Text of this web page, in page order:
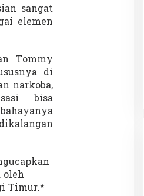
sangat
elemen
Tommy
di
narkoba,
bisa
oleh
Timur.*